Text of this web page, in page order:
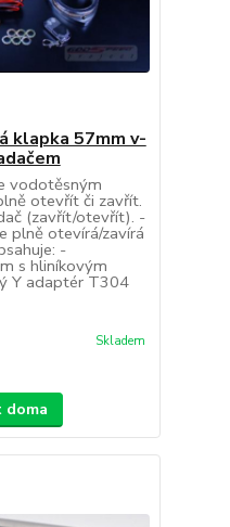
klapka 57mm v-
vodotěsným
otevřít či zavřít.
(zavřít/otevřít). -
plně otevírá/zavírá
-
s hliníkovým
Y adaptér T304
Skladem
doma